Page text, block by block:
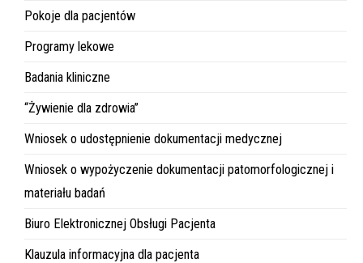
Pokoje dla pacjentów
Programy lekowe
Badania kliniczne
“Żywienie dla zdrowia”
Wniosek o udostępnienie dokumentacji medycznej
Wniosek o wypożyczenie dokumentacji patomorfologicznej i
materiału badań
Biuro Elektronicznej Obsługi Pacjenta
Klauzula informacyjna dla pacjenta